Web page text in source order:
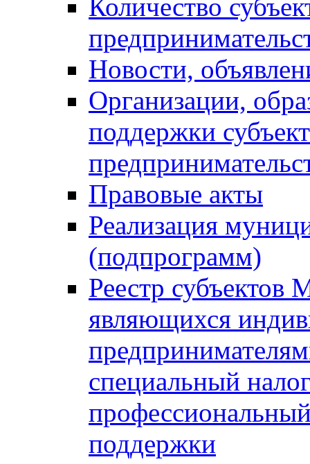
Количество
Новости,
Организации,
поддержки
Правовые акты
Реализация
(подпрограмм)
Реестр
являющихся
специальный
поддержки